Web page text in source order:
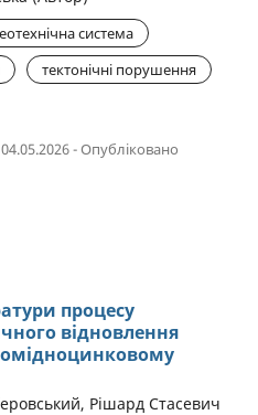
система
тектонічні порушення
- Опубліковано
процесу
відновлення
Рішард Стасевич